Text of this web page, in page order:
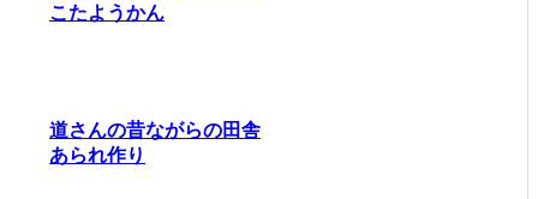
こたようかん
道さんの昔ながらの田舎
あられ作り